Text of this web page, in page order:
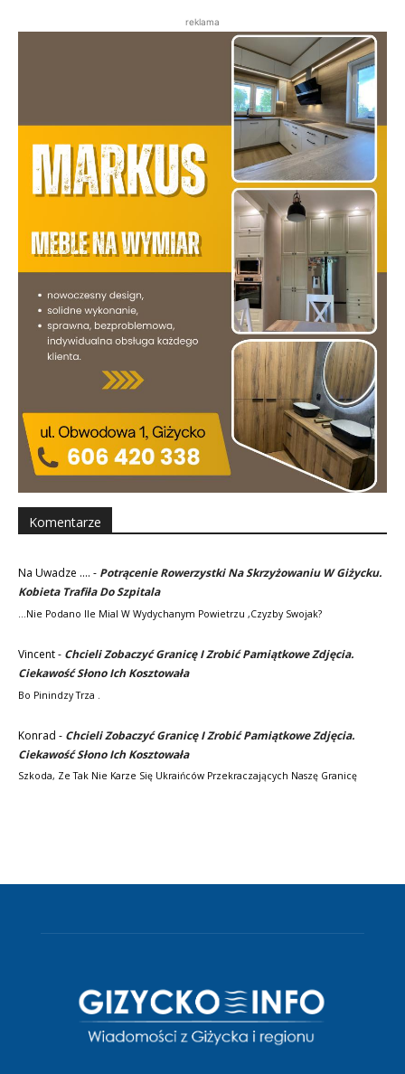
reklama
Komentarze
Na Uwadze .... - Potrącenie Rowerzystki Na Skrzyżowaniu W Giżycku.
Kobieta Trafiła Do Szpitala
...nie Podano Ile Mial W Wydychanym Powietrzu ,czyzby Swojak?
Vincent- Chcieli Zobaczyć Granicę I Zrobić Pamiątkowe Zdjęcia.
Ciekawość Słono Ich Kosztowała
Bo Pinindzy Trza .
Konrad - Chcieli Zobaczyć Granicę I Zrobić Pamiątkowe Zdjęcia.
Ciekawość Słono Ich Kosztowała
Szkoda, Ze Tak Nie Karze Się Ukraińców Przekraczających Naszę Granicę